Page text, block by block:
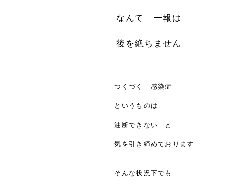
なんて 一報は
後を絶ちません
つくづく 感染症
というものは
油断できない と
気を引き締めております
そんな状況下でも